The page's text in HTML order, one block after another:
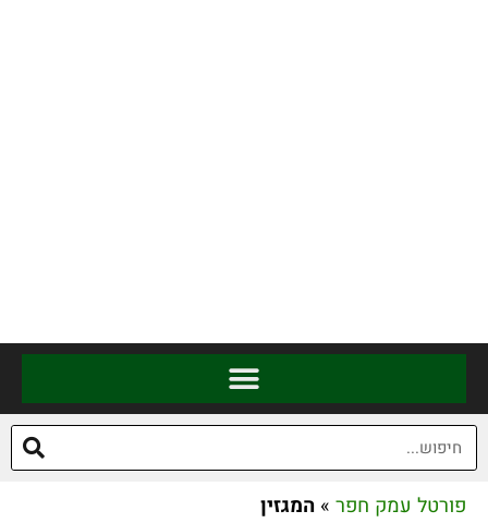
פורטל עמק חפר » המגזין